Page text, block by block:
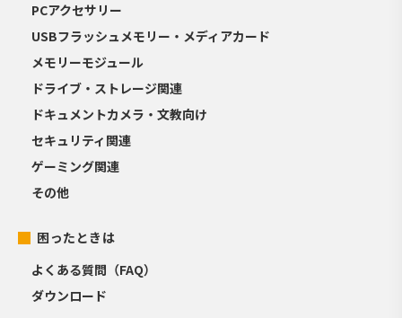
PCアクセサリー
USBフラッシュメモリー・メディアカード
メモリーモジュール
ドライブ・ストレージ関連
ドキュメントカメラ・文教向け
セキュリティ関連
ゲーミング関連
その他
困ったときは
よくある質問（FAQ）
ダウンロード